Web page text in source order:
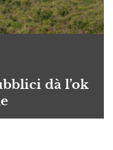
dà l’ok